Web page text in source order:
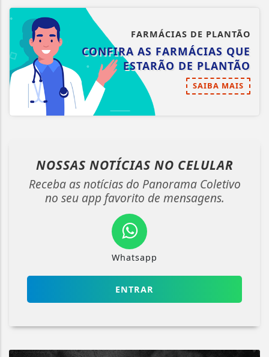
FARMÁCIAS DE PLANTÃO
CONFIRA AS FARMÁCIAS QUE
ESTARÃO DE PLANTÃO
SAIBA MAIS
NOSSAS NOTÍCIAS NO CELULAR
Receba as notícias do Panorama Coletivo
no seu app favorito de mensagens.
Whatsapp
ENTRAR